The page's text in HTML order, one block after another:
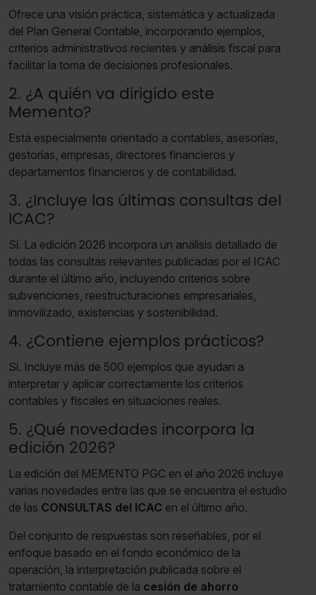
Ofrece una visión práctica, sistemática y actualizada
del Plan General Contable, incorporando ejemplos,
criterios administrativos recientes y análisis fiscal para
facilitar la toma de decisiones profesionales.
2. ¿A quién va dirigido este
Memento?
Está especialmente orientado a contables, asesorías,
gestorías, empresas, directores financieros y
departamentos financieros y de contabilidad.
3. ¿Incluye las últimas consultas del
ICAC?
Sí. La edición 2026 incorpora un análisis detallado de
todas las consultas relevantes publicadas por el ICAC
durante el último año, incluyendo criterios sobre
subvenciones, reestructuraciones empresariales,
inmovilizado, existencias y sostenibilidad.
4. ¿Contiene ejemplos prácticos?
Sí. Incluye más de 500 ejemplos que ayudan a
interpretar y aplicar correctamente los criterios
contables y fiscales en situaciones reales.
5. ¿Qué novedades incorpora la
edición 2026?
La edición del MEMENTO PGC en el año 2026 incluye
varias novedades entre las que se encuentra el estudio
de las CONSULTAS del ICAC en el último año.
Del conjunto de respuestas son reseñables, por el
enfoque basado en el fondo económico de la
operación, la interpretación publicada sobre el
tratamiento contable de la cesión de ahorro